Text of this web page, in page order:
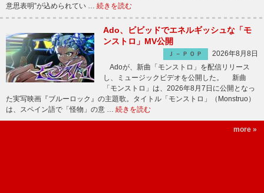
意思表明”が込められてい … 続きを読む
Ado、ビビッドでエネルギッシュな「モ
ンストロ」MV公開
Ｊ－ＰＯＰ
2026年8月8日
Adoが、新曲「モンストロ」を配信リリース
し、ミュージックビデオを公開した。 新曲
「モンストロ」は、2026年8月7日に公開となっ
た実写映画『ブルーロック』の主題歌。タイトル「モンストロ」（Monstruo）
は、スペイン語で「怪物」の意 … 続きを読む
more »